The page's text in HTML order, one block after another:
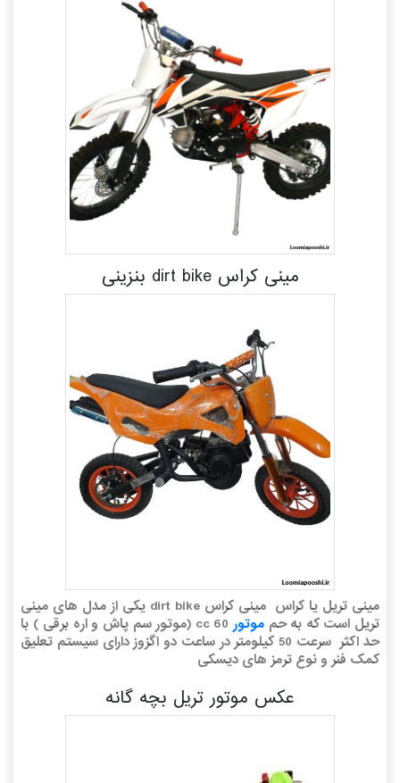
مینی کراس dirt bike بنزینی
مینی تریل یا کراس مینی کراس dirt bike یکی از مدل های مینی
تریل است که به حم موتور
60 cc (موتور سم پاش و اره برقی ) با
حد اکثر سرعت 50 کیلومتر در ساعت دو اگزوز دارای سیستم تعلیق
کمک فنر و نوع ترمز های دیسکی
عکس موتور تریل بچه گانه